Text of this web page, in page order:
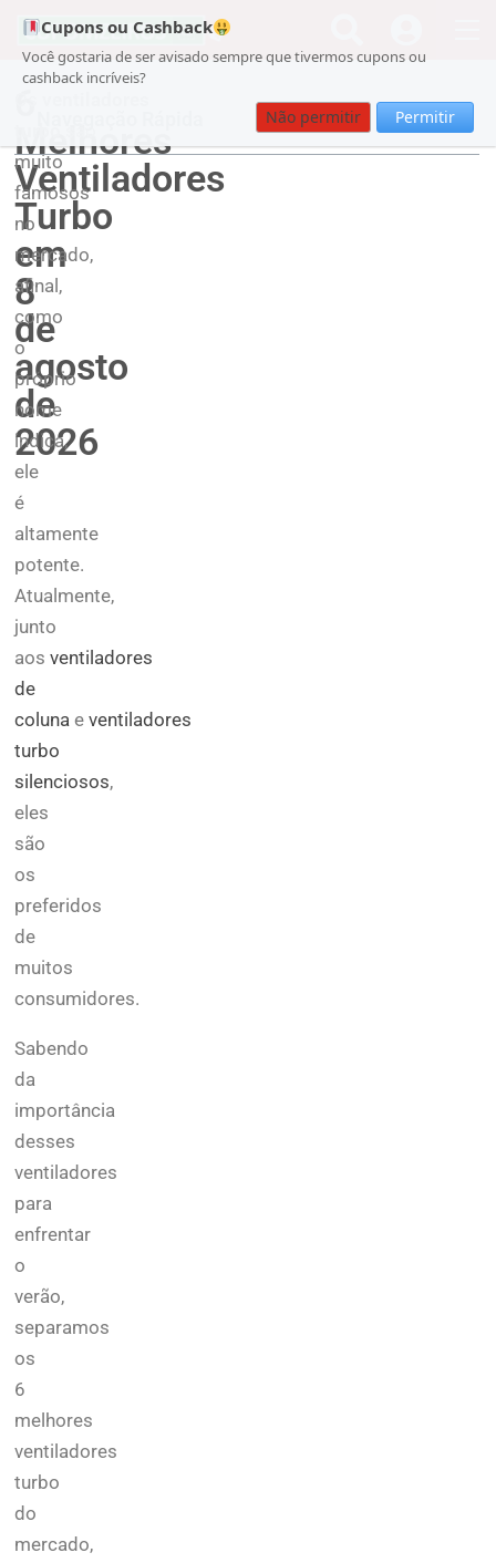
Cupons ou Cashback
Você gostaria de ser avisado sempre que tivermos cupons ou
cashback incríveis?
Não permitir Permitir
Melhores
Ventiladores
Turbo
em
8
de
agosto
de
2026
muito
famosos
no
mercado,
afinal,
como
o
próprio
nome
indica,
ele
é
altamente
potente.
Atualmente,
junto
aosventiladores
de
coluna eventiladores
turbo
silenciosos,
eles
são
os
preferidos
de
muitos
consumidores.
Sabendo
da
importância
desses
ventiladores
para
enfrentar
o
verão,
separamos
os
6
melhores
ventiladores
turbo
do
mercado,